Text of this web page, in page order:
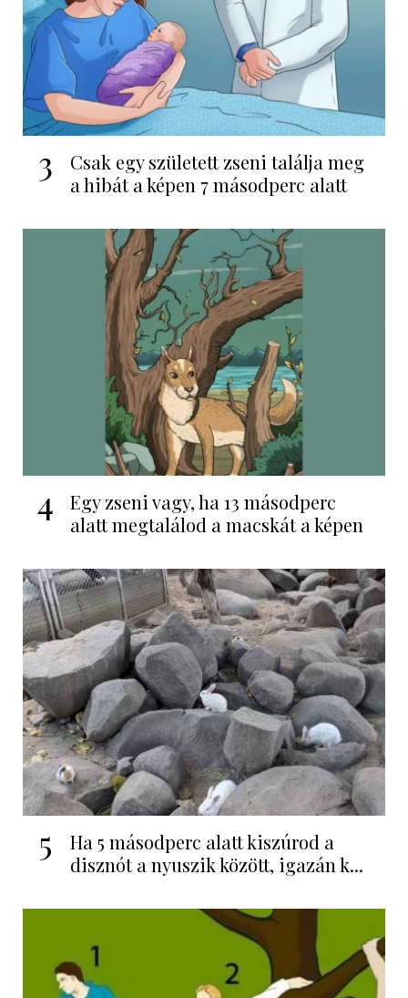
3
Csak egy született zseni találja meg
a hibát a képen 7 másodperc alatt
4
Egy zseni vagy, ha 13 másodperc
alatt megtalálod a macskát a képen
5
Ha 5 másodperc alatt kiszúrod a
disznót a nyuszik között, igazán k...